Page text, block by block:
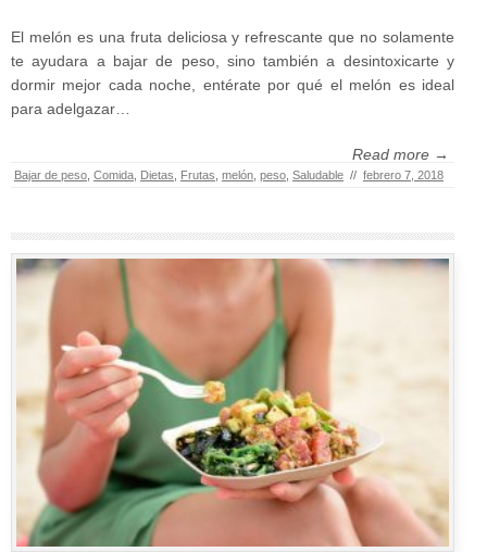
El melón es una fruta deliciosa y refrescante que no solamente
te ayudara a bajar de peso, sino también a desintoxicarte y
dormir mejor cada noche, entérate por qué el melón es ideal
para adelgazar…
Read more →
Bajar de peso Comida Dietas Frutas melón peso Saludable // febrero 7, 2018